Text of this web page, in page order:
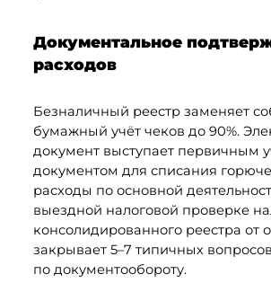
Документальное
расходов
Безналичный реестр заменяет
бумажный учёт чеков до 90%.
документ выступает первичным
документом для списания
расходы по основной
выездной налоговой проверке
консолидированного реестра от
закрывает 5–7 типичных
по документообороту.